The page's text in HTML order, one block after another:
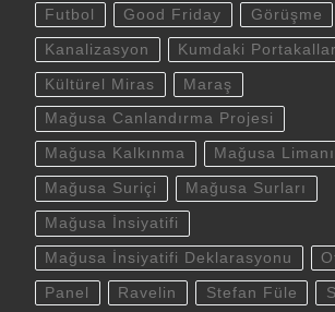
Futbol Good Friday Görüşme
Kanalizasyon Kumdaki Portakallar
Kültürel Miras Maraş
Mağusa Canlandırma Projesi
Mağusa Kalkınma Mağusa Limanı
Mağusa Suriçi Mağusa Surları
Mağusa İnsiyatifi
Mağusa İnsiyatifi Deklarasyonu
Panel Ravelin Stefan Füle